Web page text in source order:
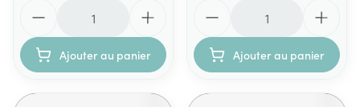
Ajouter au panier Ajouter au panier